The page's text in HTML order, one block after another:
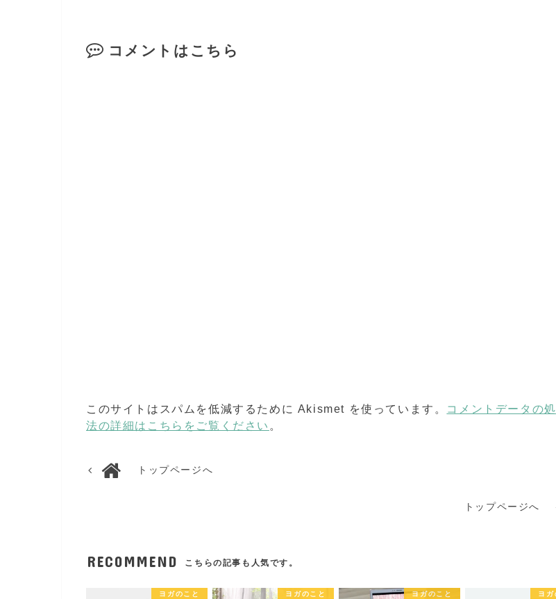
コメントはこちら
このサイトはスパムを低減するために Akismet を使っています。 コメントデータの
法の詳細はこちらをご覧ください 。
トップページへ
トップページへ
RECOMMEND こちらの記事も人気です。
ヨガのこと ヨガのこと ヨガのこと ヨガ